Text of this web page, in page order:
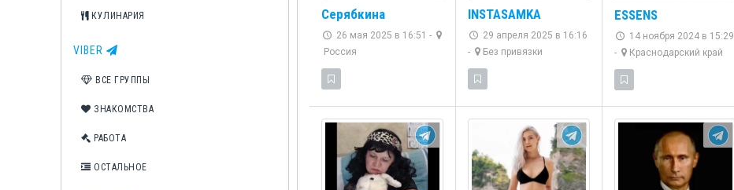
КУЛИНАРИЯ
VIBER
ВСЕ ГРУППЫ
ЗНАКОМСТВА
РАБОТА
ОСТАЛЬНОЕ
Серябкина
26 мая 2025 в 16:51 -
Россия
INSTASAMKA
29 апреля 2025 в 16:16
-
Без привязки
ESSENS
14 ноября 2024 в 15:29
-
Краснодарский край